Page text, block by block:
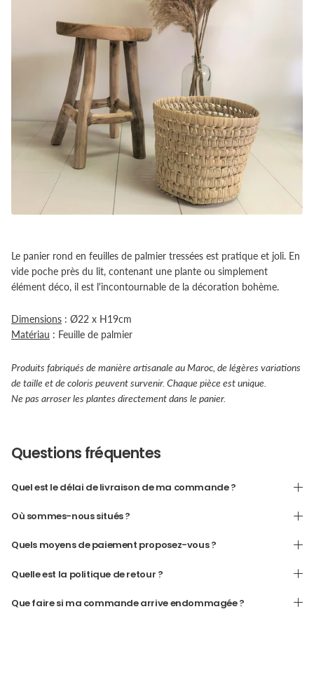
Le panier rond en feuilles de palmier tressées est pratique et joli. En
vide poche près du lit, contenant une plante ou simplement
élément déco, il est l'incontournable de la décoration bohème.
Dimensions : Ø22 x H19cm
Matériau : Feuille de palmier
Produits fabriqués de manière artisanale au Maroc, de légères variations
de taille et de coloris peuvent survenir. Chaque pièce est unique.
Ne pas arroser les plantes directement dans le panier.
Questions fréquentes
Quel est le délai de livraison de ma commande ?
Où sommes-nous situés ?
Quels moyens de paiement proposez-vous ?
Quelle est la politique de retour ?
Que faire si ma commande arrive endommagée ?